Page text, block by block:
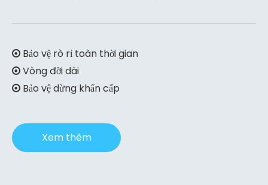
 Bảo vệ rò rỉ toàn thời gian
 Vòng đời dài
 Bảo vệ dừng khẩn cấp
Xem thêm